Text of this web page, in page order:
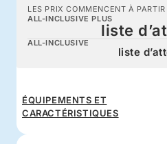
LES PRIX COMMENCENT À PARTIR
ALL-INCLUSIVE PLUS
liste
ALL-INCLUSIVE
liste
ÉQUIPEMENTS ET
CARACTÉRISTIQUES